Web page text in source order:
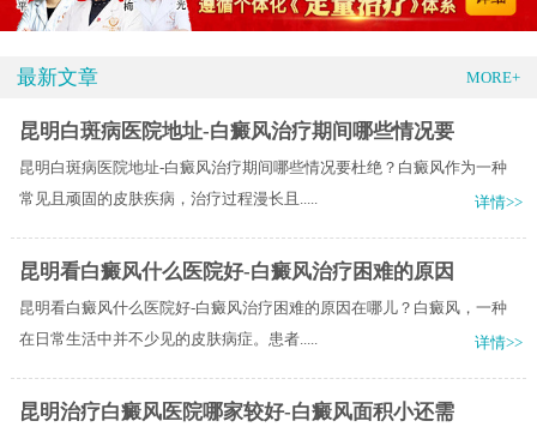
最新文章 MORE+
昆明白斑病医院地址-白癜风治疗期间哪些情况要
昆明白斑病医院地址-白癜风治疗期间哪些情况要杜绝？白癜风作为一种
常见且顽固的皮肤疾病，治疗过程漫长且.....
详情>>
昆明看白癜风什么医院好-白癜风治疗困难的原因
昆明看白癜风什么医院好-白癜风治疗困难的原因在哪儿？白癜风，一种
在日常生活中并不少见的皮肤病症。患者.....
详情>>
昆明治疗白癜风医院哪家较好-白癜风面积小还需